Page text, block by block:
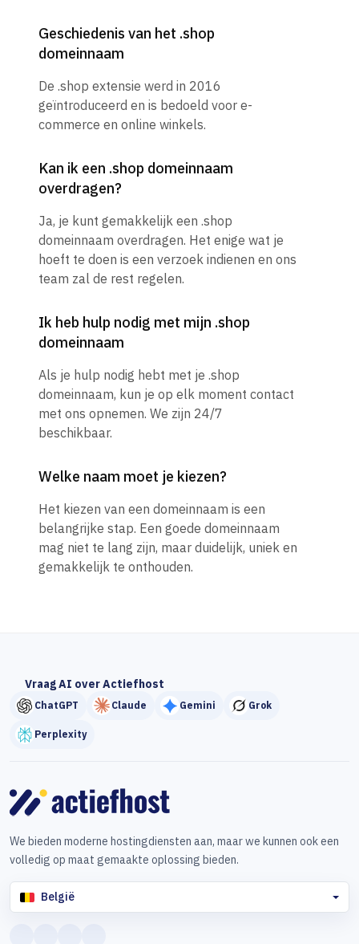
Geschiedenis van het .shop
domeinnaam
De .shop extensie werd in 2016
geïntroduceerd en is bedoeld voor e-
commerce en online winkels.
Kan ik een .shop domeinnaam
overdragen?
Ja, je kunt gemakkelijk een .shop
domeinnaam overdragen. Het enige wat je
hoeft te doen is een verzoek indienen en ons
team zal de rest regelen.
Ik heb hulp nodig met mijn .shop
domeinnaam
Als je hulp nodig hebt met je .shop
domeinnaam, kun je op elk moment contact
met ons opnemen. We zijn 24/7
beschikbaar.
Welke naam moet je kiezen?
Het kiezen van een domeinnaam is een
belangrijke stap. Een goede domeinnaam
mag niet te lang zijn, maar duidelijk, uniek en
gemakkelijk te onthouden.
Vraag AI over Actiefhost
ChatGPT Claude Gemini Grok
Perplexity
We bieden moderne hostingdiensten aan, maar we kunnen ook een
volledig op maat gemaakte oplossing bieden.
België